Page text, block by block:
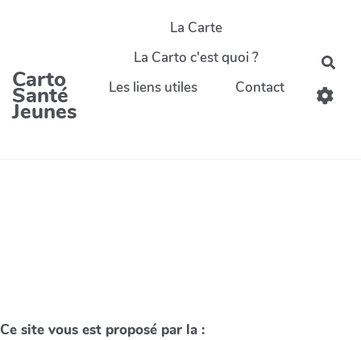
Carto
Santé
Jeunes
La Carte
La Carto c'est quoi ?
Les liens utiles
Contact
Ce site vous est proposé par la :